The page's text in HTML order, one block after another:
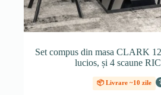
Set compus din masa CLARK
lucios, și 4 scaune
📦 Livrare ~10 zile